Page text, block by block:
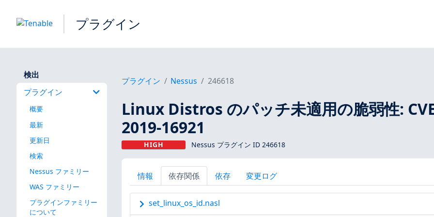
プラグイン
検出
プラグイン
概要
最新
更新日
検索
Nessus ファミリー
WAS ファミリー
プラグインファミリー
について
プラグイン Nessus 246618
Linux Distros のパッチ未適用の脆弱性:
2019-16921
HIGH Nessus プラグイン ID 246618
情報 依存関係 依存 変更ログ
set_linux_os_id.nasl